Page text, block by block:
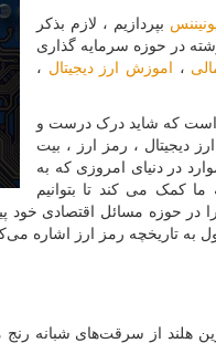
بپردازیم ، لازم بذکر
در این موسسه اموزشی بیش از 70 رشته در حوزه سرمایه گذاری
، اموزش ارز دیجیتال ،
است که شاید درک درست و
دیجیتال ، رمز ارز ، بیت
در دنیای امروزی که به
کمک می کند تا بتوانیم
در حوزه مسائل اقتصادی
به تاریخچه رمز ارز اشاره
پمپ بنزین هلند از